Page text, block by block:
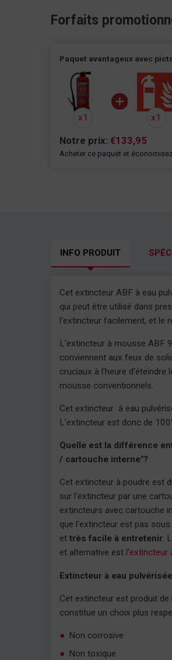
Forfaits
Paquet avantageux avec
x1 x1
Notre prix:€133,95
Acheter ce paquet et économisez
INFO PRODUIT
Cet extincteur ABF à eau
qui peut être utilisé dans
l'extincteur facilement, et le
L'extincteur à mousse ABF
conviennent aux feux de
cruciaux à l'heure d'éteindre
mousse conventionnels.
Cet extincteur à eau
L'extincteur est donc de
Quelle est la différence
/ cartouche interne"?
Cet extincteur à poudre est
sur l'extincteur par une
extincteurs avec cartouche
que l'extincteur est pas
ettrès facile à entretenir.
et alternative est l'extincteur
Extincteur à eau
Cet extincteur est produit
constitue un choix plus
Non corrosive
Non toxique